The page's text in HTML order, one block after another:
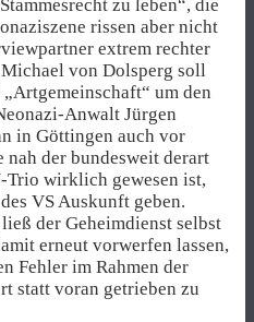
zu leben“, die
rissen aber nicht
extrem rechter
von Dolsperg soll
um den
Anwalt Jürgen
in Göttingen auch vor
der bundesweit derart
Trio wirklich gewesen ist,
VS Auskunft geben.
der Geheimdienst selbst
erneut vorwerfen lassen,
Fehler im Rahmen der
statt voran getrieben zu